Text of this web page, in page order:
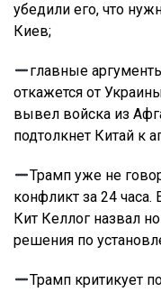
убедили его, что
Киев;
главные
откажется от
вывел войска из
подтолкнет Китай к
Трамп уже не
конфликт за 24 часа.
Кит Келлог назвал
решения по
Трамп критикует